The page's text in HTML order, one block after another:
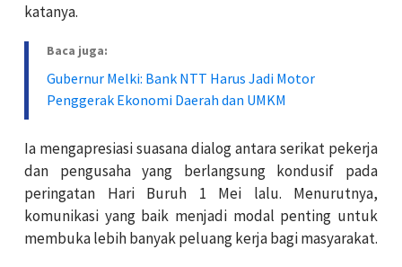
katanya.
Baca juga:
Gubernur Melki: Bank NTT Harus Jadi Motor
Penggerak Ekonomi Daerah dan UMKM
Ia mengapresiasi suasana dialog antara serikat pekerja
dan pengusaha yang berlangsung kondusif pada
peringatan Hari Buruh 1 Mei lalu. Menurutnya,
komunikasi yang baik menjadi modal penting untuk
membuka lebih banyak peluang kerja bagi masyarakat.